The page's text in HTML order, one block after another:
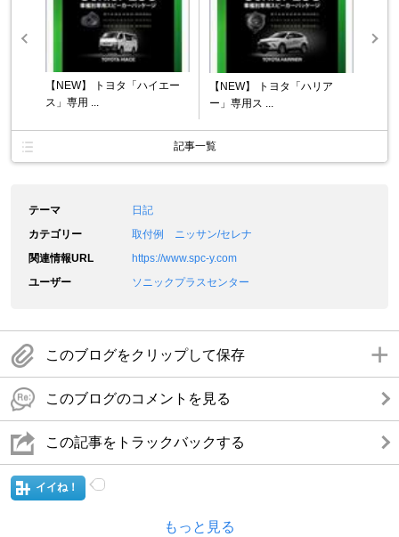
【NEW】 トヨタ「ハイエー
ス」専用 ...
【NEW】 トヨタ「ハリア
ー」専用ス ...
記事一覧
テーマ
日記
カテゴリー
取付例 ニッサン/セレナ
関連情報URL
https://www.spc-y.com
ユーザー
ソニックプラスセンター
このブログをクリップして保存
このブログのコメントを見る
この記事をトラックバックする
イイね！
もっと見る